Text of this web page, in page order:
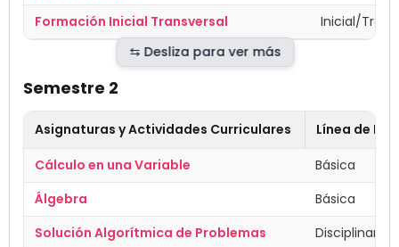
Formación Inicial Transversal Inicial/
Semestre 2
Asignaturas y Actividades Curriculares
Línea de
Cálculo en una Variable
Básica
Álgebra
Básica
Solución Algorítmica de Problemas
Disciplinar